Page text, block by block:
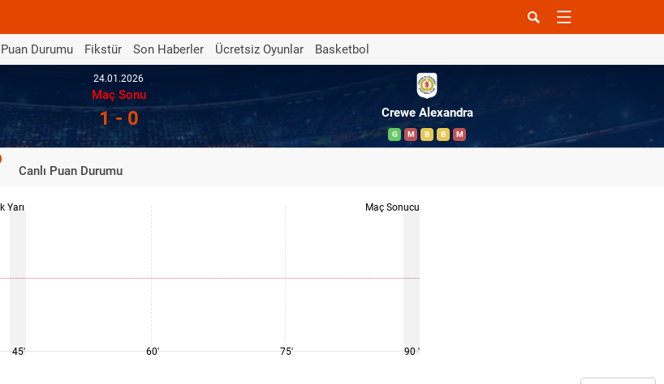
Puan Durumu Fikstür Son Haberler Ücretsiz Oyunlar Basketbol
24.01.2026
Maç Sonu
1 - 0 Crewe Alexandra
G M B B M
Canlı Puan Durumu
İlk Yarı
45' 60' 75'
Maç Sonucu
90 '